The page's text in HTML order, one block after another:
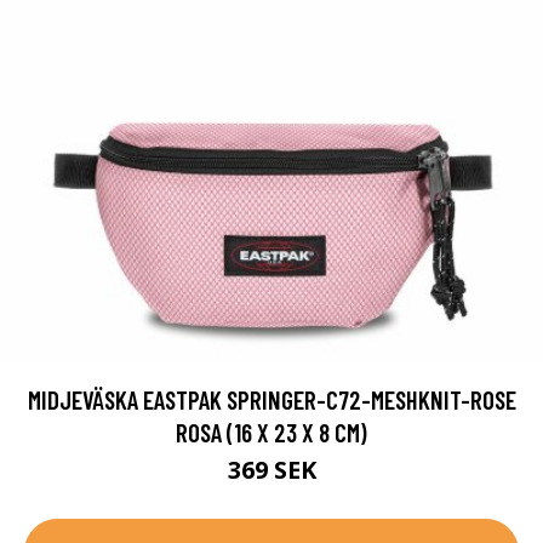
MIDJEVÄSKA EASTPAK SPRINGER-C72-MESHKNIT-ROSE
ROSA (16 X 23 X 8 CM)
369 SEK